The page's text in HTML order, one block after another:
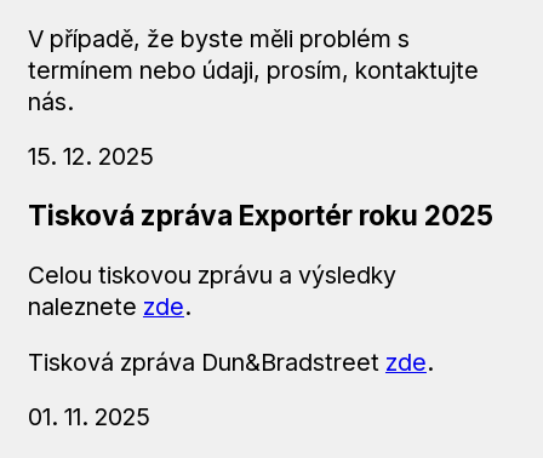
V případě, že byste měli problém s
termínem nebo údaji, prosím, kontaktujte
nás.
15. 12. 2025
Tisková zpráva Exportér roku 2025
Celou tiskovou zprávu a výsledky
naleznete zde.
Tisková zpráva Dun&Bradstreet zde.
01. 11. 2025